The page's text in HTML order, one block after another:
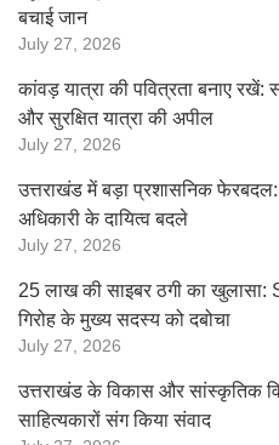
बचाई जान
July 27, 2026
कांवड़ यात्रा की पवित्रता बनाए
और सुरक्षित यात्रा की अपील
July 27, 2026
उत्तराखंड में बड़ा प्रशासनिक
अधिकारी के दायित्व बदले
July 27, 2026
25 लाख की साइबर ठगी का खुलासा:
गिरोह के मुख्य सदस्य को दबोचा
July 27, 2026
उत्तराखंड के विकास और सांस्कृतिक
साहित्यकारों संग किया संवाद